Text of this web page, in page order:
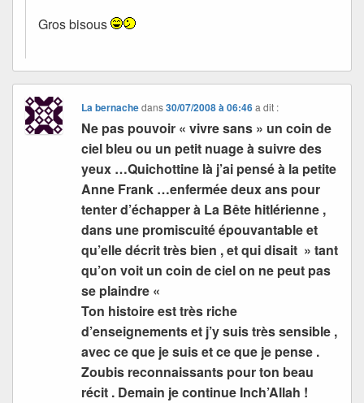
Gros bisous
La bernachedans30/07/2008 à 06:46 a dit :
Ne pas pouvoir « vivre sans » un coin de
ciel bleu ou un petit nuage à suivre des
yeux …Quichottine là j’ai pensé à la petite
Anne Frank …enfermée deux ans pour
tenter d’échapper à La Bête hitlérienne ,
dans une promiscuité épouvantable et
qu’elle décrit très bien , et qui disait » tant
qu’on voit un coin de ciel on ne peut pas
se plaindre «
Ton histoire est très riche
d’enseignements et j’y suis très sensible ,
avec ce que je suis et ce que je pense .
Zoubis reconnaissants pour ton beau
récit . Demain je continue Inch’Allah !